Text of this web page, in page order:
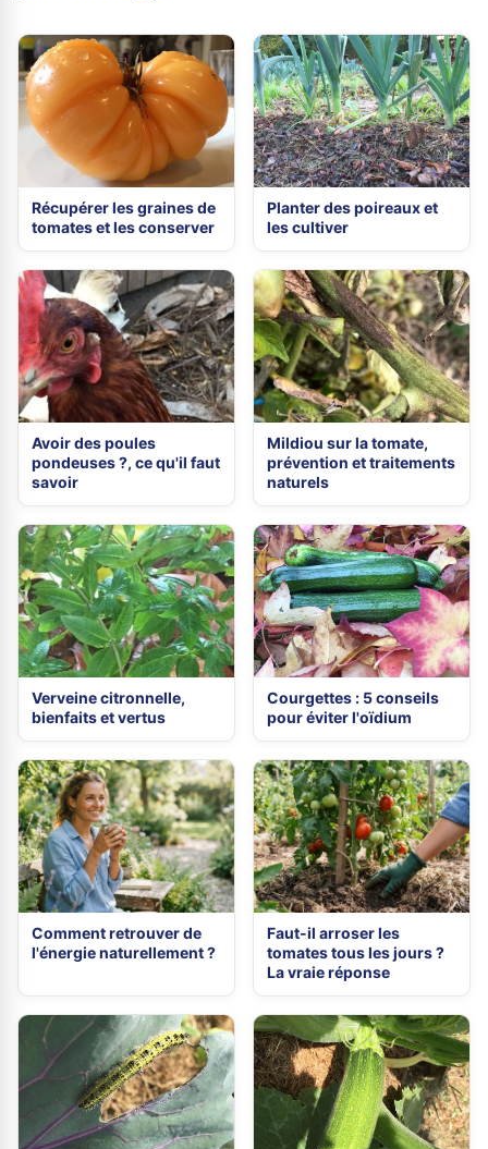
Récupérer les graines de
tomates et les conserver
Planter des poireaux et
les cultiver
Avoir des poules
pondeuses ?, ce qu'il faut
savoir
Mildiou sur la tomate,
prévention et traitements
naturels
Verveine citronnelle,
bienfaits et vertus
Courgettes : 5 conseils
pour éviter l'oïdium
Comment retrouver de
l'énergie naturellement ?
Faut-il arroser les
tomates tous les jours ?
La vraie réponse